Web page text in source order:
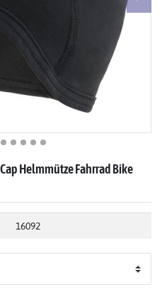
Helmmütze Fahrrad Bike
16092